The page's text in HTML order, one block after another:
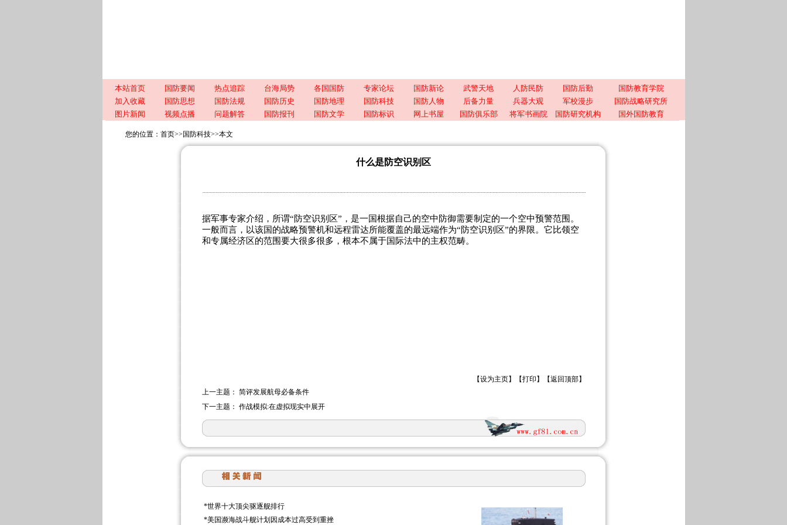
本站首页 国防要闻 热点追踪 台海局势 各国国防 专家论坛 国防新论 武警天地 人防民防 国防后勤
国防教育学院
加入收藏
国防思想 国防法规 国防历史 国防地理 国防科技 国防人物 后备力量 兵器大观 军校漫步
国防战略研究所
图片新闻
视频点播 问题解答 国防报刊 国防文学 国防标识 网上书屋 国防俱乐部 将军书画院 国防研究机构 国外国防教育
您的位置： 首页>> 国防科技>>本文
什么是防空识别区
据军事专家介绍，所谓“防空识别区”，是一国根据自己的空中防御需要制定的一个空中预警范围。
一般而言，以该国的战略预警机和远程雷达所能覆盖的最远端作为“防空识别区”的界限。它比领空
和专属经济区的范围要大很多很多，根本不属于国际法中的主权范畴。
【设为主页】【打印 】【返回顶部】
上一主题： 简评发展航母必备条件
下一主题： 作战模拟:在虚拟现实中展开
*世界十大顶尖驱逐舰排行
*美国濒海战斗舰计划因成本过高受到重挫